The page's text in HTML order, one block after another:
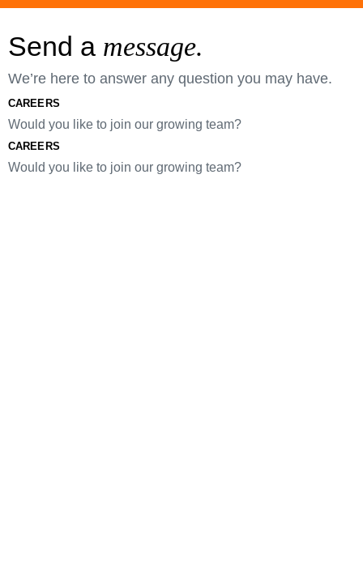
Send a message.
We’re here to answer any question you may have.
CAREERS
Would you like to join our growing team?
CAREERS
Would you like to join our growing team?